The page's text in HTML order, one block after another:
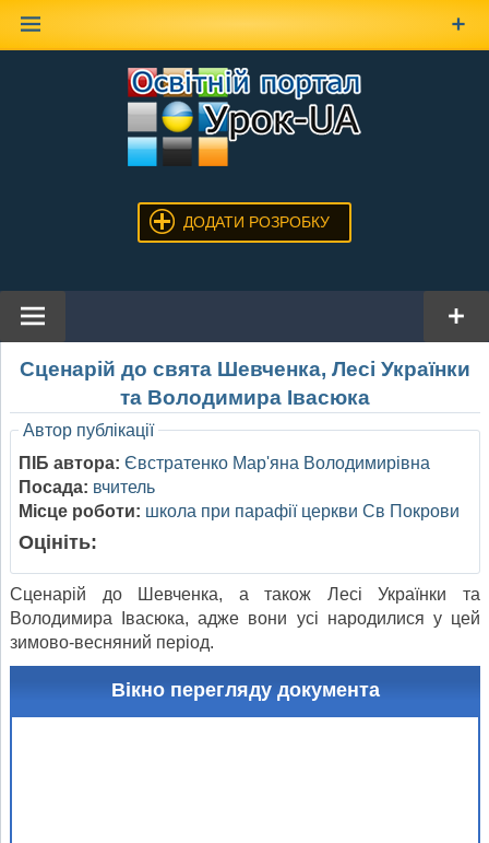
ДОДАТИ РОЗРОБКУ
Сценарій до свята Шевченка, Лесі Українки
та Володимира Івасюка
Автор публікації
ПІБ автора: Євстратенко Мар'яна Володимирівна
Посада: вчитель
Місце роботи: школа при парафії церкви Св Покрови
Оцініть:
Сценарій до Шевченка, а також Лесі Українки та
Володимира Івасюка, адже вони усі народилися у цей
зимово-весняний період.
Вікно перегляду документа